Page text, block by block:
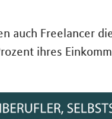
auch Freelancer
ihres